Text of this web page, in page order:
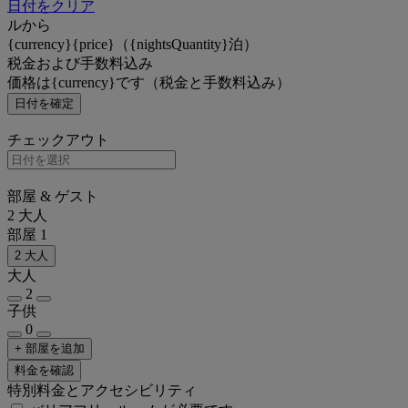
日付をクリア
ルから
{currency}{price}（{nightsQuantity}泊）
税金および手数料込み
価格は{currency}です（税金と手数料込み）
日付を確定
チェックアウト
部屋 & ゲスト
2 大人
部屋 1
2 大人
大人
2
子供
0
+ 部屋を追加
料金を確認
特別料金とアクセシビリティ